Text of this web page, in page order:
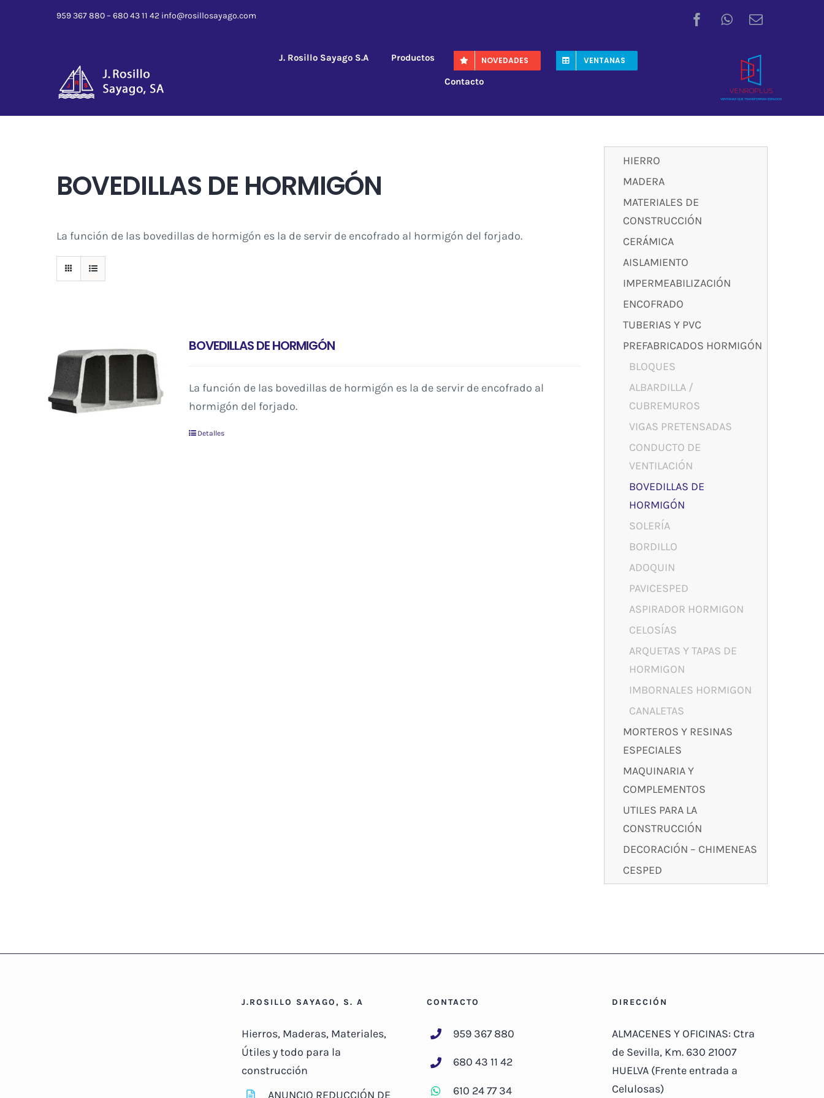
959 367 880 – 680 43 11 42 info@rosillosayago.com
J. Rosillo Sayago S.A Productos NOVEDADES VENTANAS
Contacto
BOVEDILLAS DE HORMIGÓN
La función de las bovedillas de hormigón es la de servir de encofrado al hormigón del forjado.
BOVEDILLAS DE HORMIGÓN
La función de las bovedillas de hormigón es la de servir de encofrado al
hormigón del forjado.
Detalles
HIERRO
MADERA
MATERIALES DE
CONSTRUCCIÓN
CERÁMICA
AISLAMIENTO
IMPERMEABILIZACIÓN
ENCOFRADO
TUBERIAS Y PVC
PREFABRICADOS HORMIGÓN
BLOQUES
ALBARDILLA /
CUBREMUROS
VIGAS PRETENSADAS
CONDUCTO DE
VENTILACIÓN
BOVEDILLAS DE
HORMIGÓN
SOLERÍA
BORDILLO
ADOQUIN
PAVICESPED
ASPIRADOR HORMIGON
CELOSÍAS
ARQUETAS Y TAPAS DE
HORMIGON
IMBORNALES HORMIGON
CANALETAS
MORTEROS Y RESINAS
ESPECIALES
MAQUINARIA Y
COMPLEMENTOS
UTILES PARA LA
CONSTRUCCIÓN
DECORACIÓN – CHIMENEAS
CESPED
J.ROSILLO SAYAGO, S. A
Hierros, Maderas, Materiales,
Útiles y todo para la
construcción
ANUNCIO REDUCCIÓN DE
CONTACTO
959 367 880
680 43 11 42
610 24 77 34
DIRECCIÓN
ALMACENES Y OFICINAS: Ctra
de Sevilla, Km. 630 21007
HUELVA (Frente entrada a
Celulosas)